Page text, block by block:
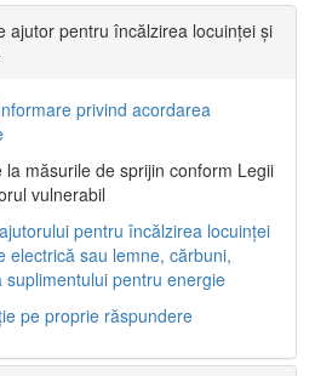
ajutor pentru încălzirea locuinței și
privind acordarea
la măsurile de sprijin conform Legii
vulnerabil
pentru încălzirea locuinței
electrică sau lemne, cărbuni,
pentru energie
pe proprie răspundere